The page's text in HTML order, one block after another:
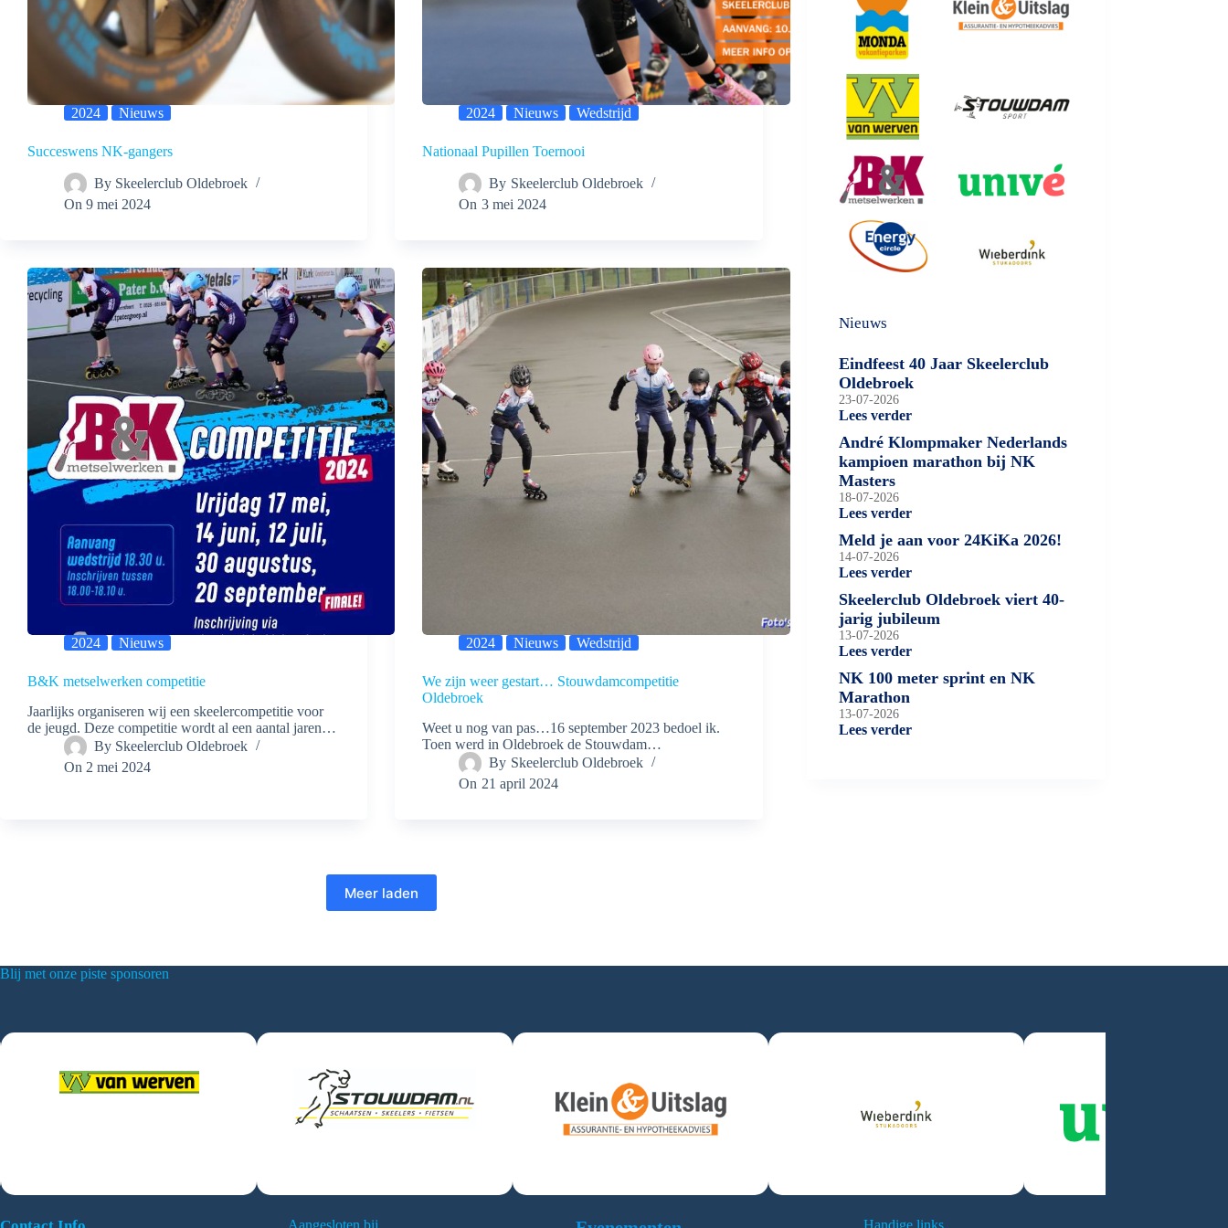
2024 Nieuws
Succeswens NK-gangers
By Skeelerclub Oldebroek
On 9 mei 2024
2024 Nieuws Wedstrijd
Nationaal Pupillen Toernooi
By Skeelerclub Oldebroek
On 3 mei 2024
2024 Nieuws
B&K metselwerken competitie
Jaarlijks organiseren wij een skeelercompetitie voor
de jeugd. Deze competitie wordt al een aantal jaren…
By Skeelerclub Oldebroek
On 2 mei 2024
2024 Nieuws Wedstrijd
We zijn weer gestart… Stouwdamcompetitie
Oldebroek
Weet u nog van pas…16 september 2023 bedoel ik.
Toen werd in Oldebroek de Stouwdam…
By Skeelerclub Oldebroek
On 21 april 2024
Meer laden
Nieuws
Eindfeest 40 Jaar Skeelerclub
Oldebroek
23-07-2026
Lees verder
André Klompmaker Nederlands
kampioen marathon bij NK
Masters
18-07-2026
Lees verder
Meld je aan voor 24KiKa 2026!
14-07-2026
Lees verder
Skeelerclub Oldebroek viert 40-
jarig jubileum
13-07-2026
Lees verder
NK 100 meter sprint en NK
Marathon
13-07-2026
Lees verder
Blij met onze piste sponsoren
Aangesloten bij Handige links